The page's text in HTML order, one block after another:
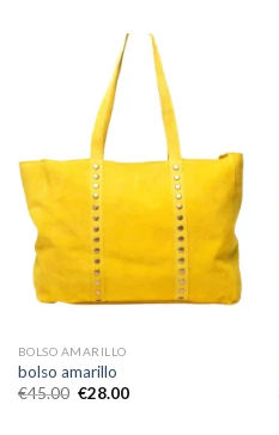
BOLSO AMARILLO
bolso amarillo
€45.00 €28.00